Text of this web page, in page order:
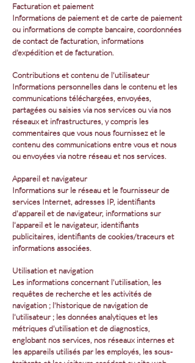
Facturation et paiement
Informations de paiement et de carte de paiement
ou informations de compte bancaire, coordonnées
de contact de facturation, informations
d'expédition et de facturation.
Contributions et contenu de l'utilisateur
Informations personnelles dans le contenu et les
communications téléchargées, envoyées,
partagées ou saisies via nos services ou via nos
réseaux et infrastructures, y compris les
commentaires que vous nous fournissez et le
contenu des communications entre vous et nous
ou envoyées via notre réseau et nos services.
Appareil et navigateur
Informations sur le réseau et le fournisseur de
services Internet, adresses IP, identifiants
d'appareil et de navigateur, informations sur
l'appareil et le navigateur, identifiants
publicitaires, identifiants de cookies/traceurs et
informations associées.
Utilisation et navigation
Les informations concernant l'utilisation, les
requêtes de recherche et les activités de
navigation ; l'historique de navigation de
l'utilisateur ; les données analytiques et les
métriques d'utilisation et de diagnostics,
englobant nos services, nos réseaux internes et
les appareils utilisés par les employés, les sous-